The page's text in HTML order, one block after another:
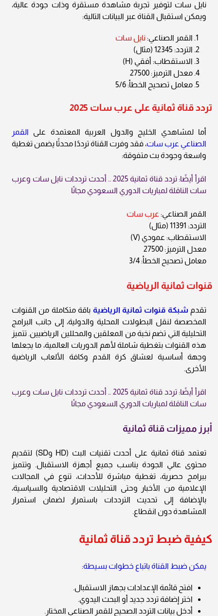
نايل سات لتوفير تجربة مشاهدة مستقرة وذات جودة عالية،
ويمكن استقبال القناة عبر البيانات التالية:
القمر الصناعي: نايل سات
التردد: 12345 (مثال)
الاستقطاب: أفقي (H)
معدل الترميز: 27500
معامل تصحيح الخطأ: 5/6
تردد قناة ثمانية على عرب سات 2025
أما لمشاهدي الخليج والدول العربية المعتمدة على القمر
الصناعي عرب سات، فقد وفرت القناة ترددًا محدثًا يضمن تغطية
واسعة وجودة بث متفوقة:
اقرأ أيضًا: تردد قناة ثمانية 2025 .. أحدث ترددات نايل سات وعرب
سات الناقلة لمباريات الدوري السعودي مجانًا
القمر الصناعي: عرب سات
التردد: 11391 (مثال)
الاستقطاب: عمودي (V)
معدل الترميز: 27500
معامل تصحيح الخطأ: 3/4
قنوات ثمانية الرياضية
تقدم شبكة قنوات ثمانية الرياضية باقة متكاملة من القنوات
المخصصة لنقل البطولات المحلية والدولية، إلى جانب البرامج
التحليلية التي تضم نخبة من المعلقين والمحللين الرياضيين. تتميز
هذه القنوات بتغطية شاملة لأهم الدوريات العالمية، ما يجعلها
وجهة أساسية لعشاق كرة القدم وكافة الألعاب الرياضية
الأخرى.
اقرأ أيضًا: تردد قناة ثمانية 2025 .. أحدث ترددات نايل سات وعرب
سات الناقلة لمباريات الدوري السعودي مجانًا
أبرز مميزات قناة ثمانية
تعتمد قناة ثمانية على أحدث تقنيات البث (HD وSD) لتقديم
محتوى عالي الجودة يناسب جميع أجهزة الاستقبال. وتتميز
ببرامج حصرية، تغطية مباشرة للأحداث، تنوع في المجالات
الإعلامية من الأخبار وحتى التحليلات الاقتصادية والسياسية،
بالإضافة إلى تحديث الترددات باستمرار لضمان استمرار
المشاهدة دون انقطاع.
كيفية ضبط تردد قناة ثمانية
يمكن ضبط القناة باتباع خطوات بسيطة:
افتح قائمة الإعدادات بجهاز الاستقبال.
اختر إضافة تردد جديد أو البحث اليدوي.
أدخل بيانات التردد الصحيح للقمر الصناعي المختار.